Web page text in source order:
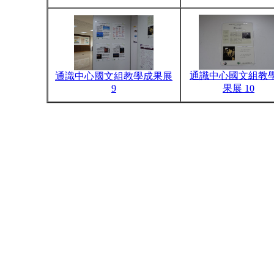
通識中心國文組教學成果展
9
通識中心國文組教
果展 10